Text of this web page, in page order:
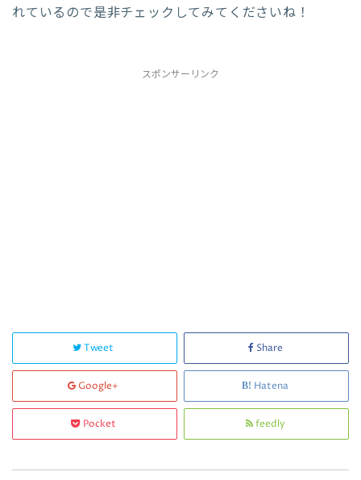
れているので是非チェックしてみてくださいね！
スポンサーリンク
Tweet Share
Google+ Hatena
Pocket feedly